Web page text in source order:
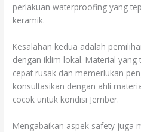
perlakuan waterproofing yang
keramik.
Kesalahan kedua adalah
dengan iklim lokal. Material
cepat rusak dan memerlukan
konsultasikan dengan ahli
cocok untuk kondisi Jember.
Mengabaikan aspek safety juga